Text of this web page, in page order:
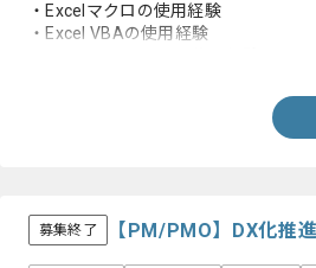
・Excelマクロの使用経験
・Excel VBAの使用経験
募集終了 【PM/PMO】DX化推